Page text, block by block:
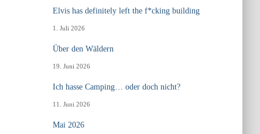
Elvis has definitely left the f*cking building
1. Juli 2026
Über den Wäldern
19. Juni 2026
Ich hasse Camping… oder doch nicht?
11. Juni 2026
Mai 2026